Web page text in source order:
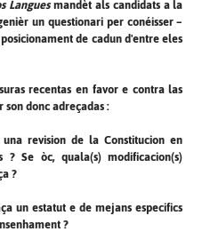
Languesmandèt als candidats a la
un questionari per conéisser –
de cadun d'entre eles
recentas en favor e contra las
son donc adreçadas :
revision de la Constitucion en
Se òc, quala(s) modificacion(s)
?
un estatut e de mejans especifics
?